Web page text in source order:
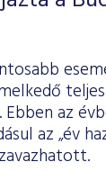
az
az „év